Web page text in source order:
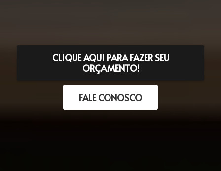
CLIQUE AQUI PARA FAZER SEU
ORÇAMENTO!
FALE CONOSCO